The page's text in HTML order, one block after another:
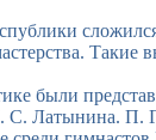
Такие
были
Латынина. П.